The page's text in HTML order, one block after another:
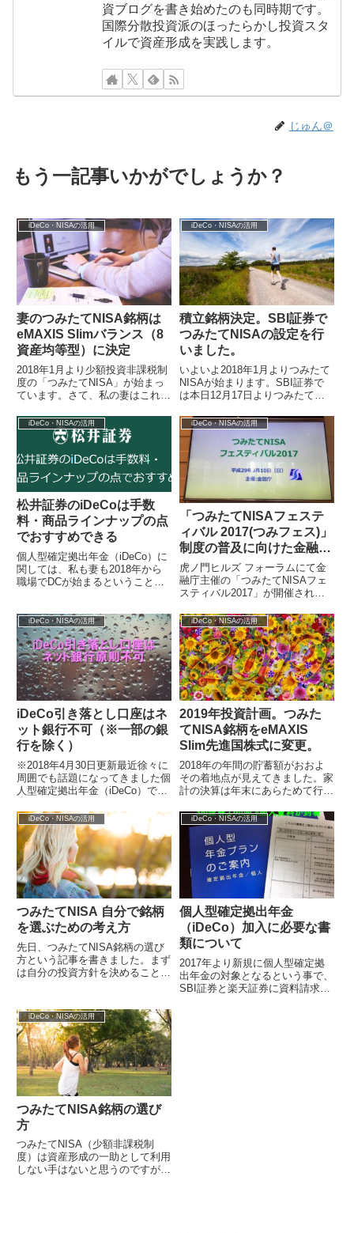
資ブログを書き始めたのも同時期です。
国際分散投資派のほったらかし投資スタ
イルで資産形成を実践します。
じゅん＠
もう一記事いかがでしょうか？
iDeCo・NISAの活用
妻のつみたてNISA銘柄は
eMAXIS Slimバランス（8
資産均等型）に決定
2018年1月より少額投資非課税制
度の「つみたてNISA」が始まっ
ています。さて、私の妻はこれま
ド」という6資産配分型のバラン
スフ...
iDeCo・NISAの活用
積立銘柄決定。SBI証券で
つみたてNISAの設定を行
いました。
いよいよ2018年1月よりつみたて
NISAが始まります。SBI証券で
は本日12月17日よりつみたて
ていますので、早速設定を行い
ま...
iDeCo・NISAの活用
松井証券のiDeCoは手数
料・商品ラインナップの点
でおすすめできる
個人型確定拠出年金（iDeCo）に
関しては、私も妻も2018年から
職場でDCが始まるということで
券...
iDeCo・NISAの活用
「つみたてNISAフェステ
ィバル 2017(つみフェス)」
制度の普及に向けた金融庁
の意気込みを見た。
虎ノ門ヒルズ フォーラムにて金
融庁主催の「つみたてNISAフェ
スティバル2017」が開催され大
端くれとしてこんな貴重な機会は
ないと...
iDeCo・NISAの活用
iDeCo引き落とし口座はネ
ット銀行不可（※一部の銀
行を除く）
※2018年4月30日更新最近徐々に
周囲でも話題になってきました個
人型確定拠出年金（iDeCo）です
書いてもらうハードルの高さに
加...
iDeCo・NISAの活用
2019年投資計画。つみた
てNISA銘柄をeMAXIS
Slim先進国株式に変更。
2018年の年間の貯蓄額がおおよ
その着地点が見えてきました。家
計の決算は年末にあらためて行い
えます。
iDeCo・NISAの活用
つみたてNISA 自分で銘柄
を選ぶための考え方
先日、つみたてNISA銘柄の選び
方という記事を書きました。まず
は自分の投資方針を決めることが
では（ど...
iDeCo・NISAの活用
個人型確定拠出年金
（iDeCo）加入に必要な書
類について
2017年より新規に個人型確定拠
出年金の対象となるという事で、
SBI証券と楽天証券に資料請求予
iDeCo・NISAの活用
つみたてNISA銘柄の選び
方
つみたてNISA（少額非課税制
度）は資産形成の一助として利用
しない手はないと思うのですが、